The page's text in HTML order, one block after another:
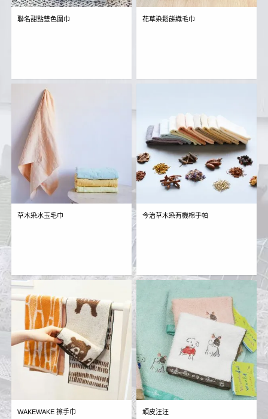
聯名甜點雙色圍巾 花草染鬆餅織毛巾
草木染水玉毛巾 今治草木染有機棉手帕
WAKEWAKE 擦手巾 頑皮汪汪